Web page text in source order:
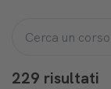
229 risultati